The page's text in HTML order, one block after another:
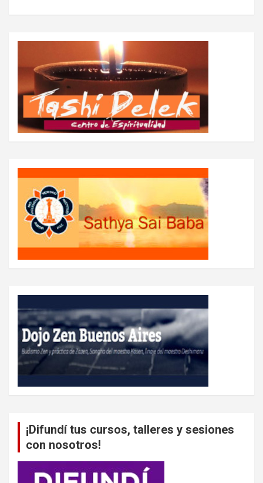
¡Difundí tus cursos, talleres y sesiones
con nosotros!